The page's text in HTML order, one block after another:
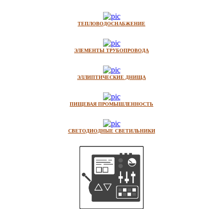
ТЕПЛОВОДОСНАБЖЕНИЕ
ЭЛЕМЕНТЫ ТРУБОПРОВОДА
ЭЛЛИПТИЧЕСКИЕ ДНИЩА
ПИЩЕВАЯ ПРОМЫШЛЕННОСТЬ
СВЕТОДИОДНЫЕ СВЕТИЛЬНИКИ